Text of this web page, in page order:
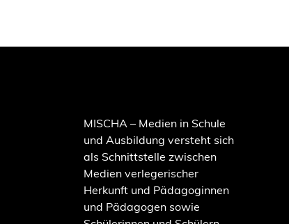
MISCHA – Medien in Schule
und Ausbildung versteht sich
als Schnittstelle zwischen
Medien verlegerischer
Herkunft und Pädagoginnen
und Pädagogen sowie